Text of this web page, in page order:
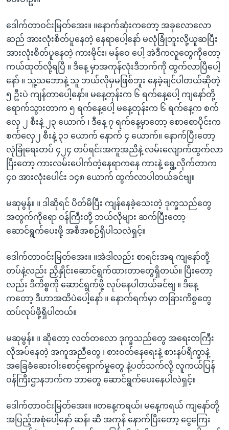
ဒေါက်တာဝင်းမြတ်အေး။ ။နောက်ဆုံးကတော့ အခုလောလော
ဆည် အားလုံးစိတ်ပူနေတဲ့ နေရာပေါ့နော် မလုံခြုံဘူးလို့ယူဆပြီး
အားလုံးစိတ်ပူနေတဲ့ ကားမိုင်း၊ မန်ဝေ ပေါ့ အဲဒီကလူတွေကိုတော့
ကယ်ထုတ်လို့ရပြီ ။ ဒီနေ့ မှာအကုန်လုံးဒီဘက်ကို ထွက်လာပြီပေါ့
နော် ။ သူ့သဘောနဲ့ သူ ဘယ်လိုမှမဖြစ်ဘူး နေခဲ့ချင်ပါတယ်ဆိုတဲ့
၅ ဦးပဲ ကျန်တာပေါ့နော်။ မနေ့တုန်းက ၆ ရက်နေ့ပေါ့ ကျနော်တို့
ရောက်သွားတာက ၅ ရက်နေ့ပေါ့ မနေ့တုန်းက ၆ ရက်နေ့က စက်
လှေ ၂ စီးနဲ့ ၂၃ ယောက် ၊ ဒီနေ့ ၇ ရက်နေ့မှာတော့ စောစောပိုင်းက
စက်လှေ၂ စီးနဲ့ ၃၁ ယောက် နောက် ၄ ယောက်။ နောက်ပြီးတော့
လုံခြုံရေးတပ် ၄၂၄ တပ်ရင်းအကူအညီနဲ့ လမ်းလျောက်ထွက်လာ
ပြီးတော့ ကားလမ်းပေါက်တဲ့နေရာကနေ ကားနဲ့ ရွေ့လိုက်တာက
၄၀ အားလုံးပေါင်း ၁၄၈ ယောက် ထွက်လာပါတယ်ခင်ဗျ။
မဆုမွန်။ ။ ဒါဆိုရင် ပိတ်မိပြီး ကျန်နေခဲ့သေးတဲ့ ဒုက္ခသည်တွေ
အတွက်ကိုရော ဝန်ကြီးတို့ ဘယ်လိုများ ဆက်ပြီးတော့
ဆောင်ရွက်ပေးဖို့ အစီအစဉ်ရှိပါသလဲရှင့်။
ဒေါက်တာဝင်းမြတ်အေး။ ။အဲဒါလည်း စာရင်းအရ ကျနော်တို့
တပ်နဲ့လည်း ညှိနှိုင်းဆောင်ရွက်ထားတာတွေရှိတယ်။ ပြီးတော့
လည်း ဒီကိစ္စကို ဆောင်ရွက်ဖို့ လုပ်နေပါတယ်ခင်ဗျ ။ ဒီနေ့
ကတော့ ဒီဟာအထိပဲပေါ့နော် ။ နောက်ရက်မှာ တခြားကိစ္စတွေ
ထပ်လုပ်ဖို့ရှိပါတယ်။
မဆုမွန်။ ။ ဆိုတော့ လတ်တလော ဒုက္ခသည်တွေ အရေးတကြီး
လိုအပ်နေတဲ့ အကူအညီတွေ ၊ စားဝတ်နေရေးနဲ့ စားနပ်ရိက္ခာနဲ့
အခြေခံဆေးဝါးစောင့်ရှောက်မှုတွေ နဲ့ပတ်သက်လို့ လူကယ်ပြန်
ဝန်ကြီးဌာနဘက်က ဘာတွေ ဆောင်ရွက်ပေးနေပါလဲရှင့်။
ဒေါက်တာဝင်းမြတ်အေး။ ။တနေ့ကရယ်၊ မနေ့ကရယ် ကျနော်တို့
အပြည့်အစုံပေါ့နော် ဆန်၊ ဆီ အကုန် နောက်ပြီးတော့ ငွေကြေး